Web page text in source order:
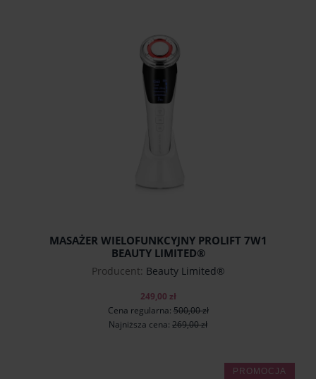
MASAŻER WIELOFUNKCYJNY PROLIFT 7W1
BEAUTY LIMITED®
Producent: Beauty Limited®
249,00 zł
Cena regularna:500,00 zł
Najniższa cena: 269,00 zł
PROMOCJA